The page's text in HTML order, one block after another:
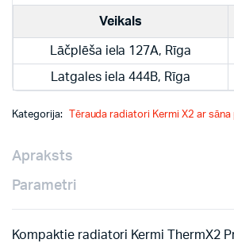
Veikals
Lāčplēša iela 127A, Rīga
Latgales iela 444B, Rīga
Kategorija: Tērauda radiatori Kermi X2 ar
Apraksts
Parametri
Kompaktie radiatori Kermi ThermX2